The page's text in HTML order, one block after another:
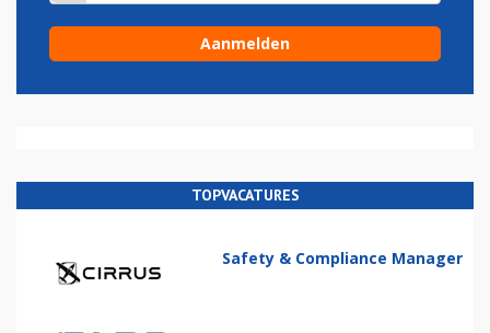
TOPVACATURES
Safety & Compliance Manager